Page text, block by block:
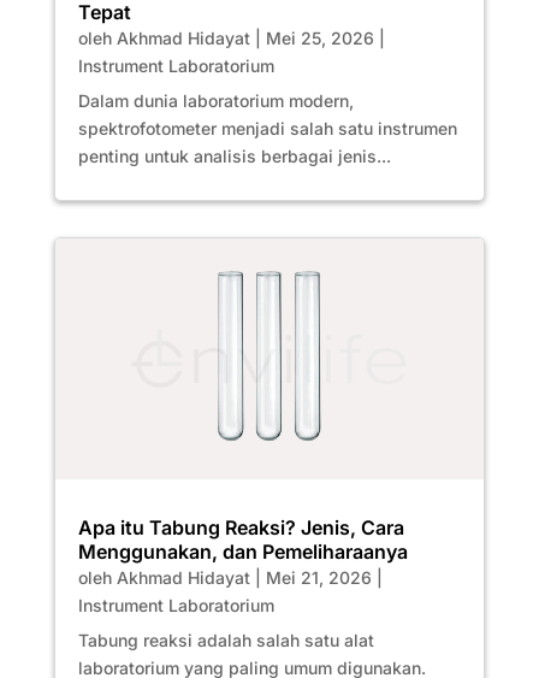
Tepat
oleh Akhmad Hidayat| Mei 25, 2026
Instrument Laboratorium
Dalam dunia laboratorium modern,
spektrofotometer menjadi salah satu instrumen
penting untuk analisis berbagai jenis...
Apa itu Tabung Reaksi? Jenis, Cara
Menggunakan, dan Pemeliharaanya
oleh Akhmad Hidayat| Mei 21, 2026
Instrument Laboratorium
Tabung reaksi adalah salah satu alat
laboratorium yang paling umum digunakan.